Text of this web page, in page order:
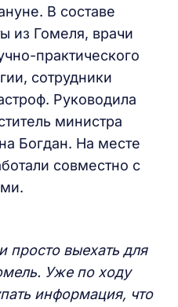
В составе
из Гомеля, врачи
практического
сотрудники
Руководила
министра
Богдан. На месте
совместно с
просто выехать для
Уже по ходу
информация, что